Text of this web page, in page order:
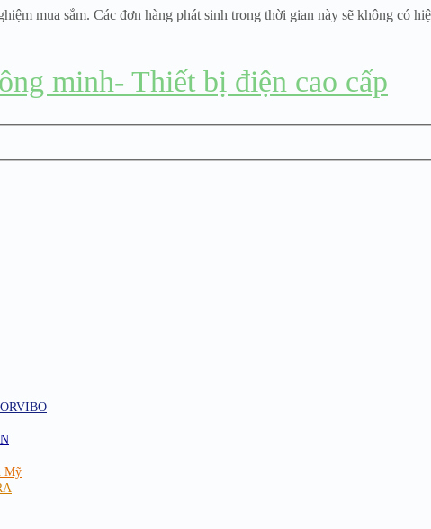
mua sắm. Các đơn hàng phát sinh trong thời gian này sẽ không
Mỹ